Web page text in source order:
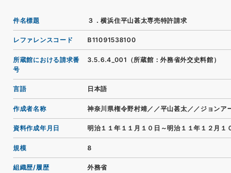
件名標題 ３．横浜住平山甚太専売特許請求
レファレンスコード B11091538100
所蔵館における請求番
号
3.5.6.4_001（所蔵館：外務省外交史料館）
言語 日本語
作成者名称 神奈川県権令野村靖／／平山甚太／／ジョンア
資料作成年月日 明治１１年１１月１０日～明治１１年１２月１
規模 8
組織歴/履歴 外務省